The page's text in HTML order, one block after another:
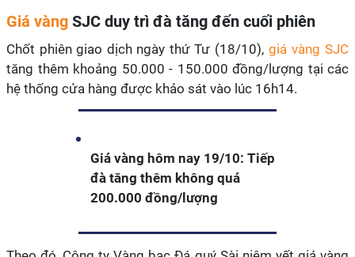
Giá vàng SJC duy trì đà tăng đến cuối phiên
Chốt phiên giao dịch ngày thứ Tư (18/10), giá vàng SJC
tăng thêm khoảng 50.000 - 150.000 đồng/lượng tại các
hệ thống cửa hàng được khảo sát vào lúc 16h14.
Giá vàng hôm nay 19/10: Tiếp
đà tăng thêm không quá
200.000 đồng/lượng